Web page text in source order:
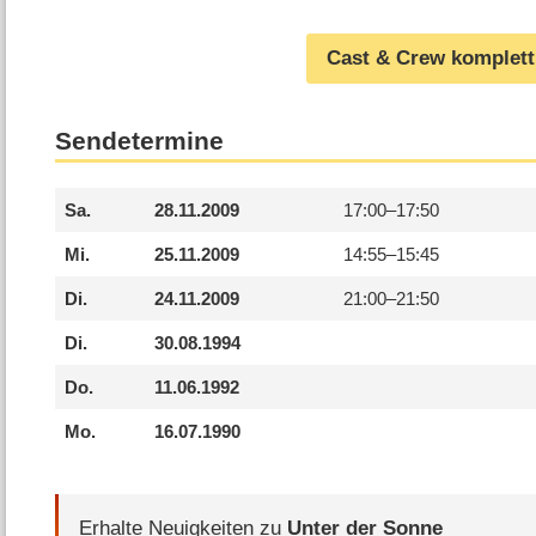
Cast & Crew komplett
Sendetermine
Sa. 28.11.2009 17:00–17:50
Mi. 25.11.2009 14:55–15:45
Di. 24.11.2009 21:00–21:50
Di. 30.08.1994
Do. 11.06.1992
Mo. 16.07.1990
Erhalte Neuigkeiten zu Unter der Sonne